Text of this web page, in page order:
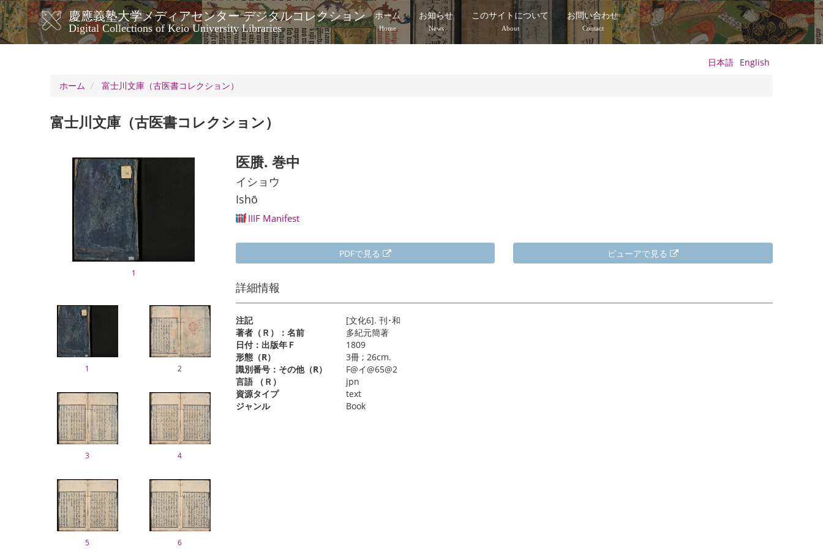
メ
イ
ン
コ
慶應義塾大学メディアセンター デジタルコレクション
Digital Collections of Keio University Libraries
メ
イ
ビ
ー
シ
ホーム
Home
お知らせ
News
このサイトについて
About
お問い合わせ
Contact
日本語 English
ホーム
富士川文庫（古医書コレクション）
富士川文庫（古医書コレクション）
1
1 2
3 4
5 6
医賸. 巻中
イショウ
Ishō
IIIF Manifest
PDFで見る ビューアで見る
詳細情報
注記
[文化6]. 刊･和
著者（Ｒ）：名前
多紀元簡著
日付：出版年Ｆ
1809
形態（R）
3冊 ; 26cm.
識別番号：その他（R）
F@イ@65@2
言語 （Ｒ）
jpn
資源タイプ
text
ジャンル
Book